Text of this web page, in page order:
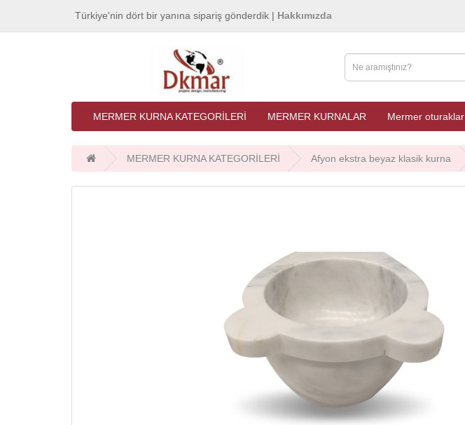
Türkiye'nin dört bir yanına sipariş gönderdik | Hakkımızda
MERMER KURNA KATEGORİLERİ MERMER KURNALAR Mermer oturaklar
MERMER KURNA KATEGORİLERİ Afyon ekstra beyaz klasik kurna